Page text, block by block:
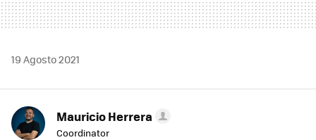
19 Agosto 2021
Mauricio Herrera
Coordinator